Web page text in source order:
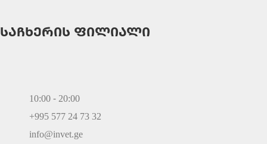
საჩხერის ფილიალი
10:00 - 20:00
+995 577 24 73 32
info@invet.ge